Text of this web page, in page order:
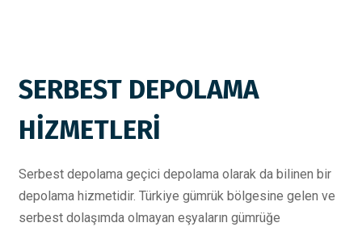
SERBEST DEPOLAMA
HİZMETLERİ
Serbest depolama geçici depolama olarak da bilinen bir
depolama hizmetidir. Türkiye gümrük bölgesine gelen ve
serbest dolaşımda olmayan eşyaların gümrüğe